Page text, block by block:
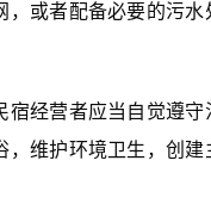
，或者配备必要的污水
经营者应当自觉遵守
，维护环境卫生，创建